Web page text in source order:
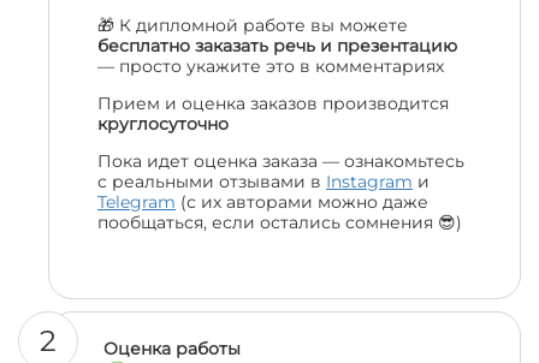
🎁 К дипломной работе вы можете
бесплатно заказать речь и презентацию
— просто укажите это в комментариях
Прием и оценка заказов производится
круглосуточно
Пока идет оценка заказа — ознакомьтесь
с реальными отзывами в Instagram и
Telegram (с их авторами можно даже
пообщаться, если остались сомнения 😎)
2
Оценка работы